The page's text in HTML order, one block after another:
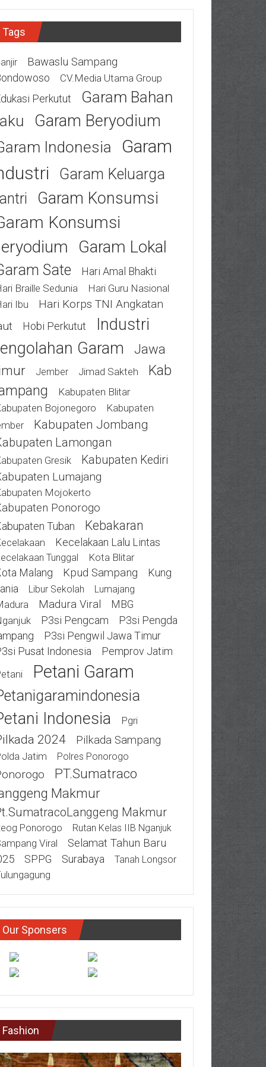
Tags
Bawaslu Sampang
CV.Media Utama Group
Perkutut
Garam Bahan
Garam Beryodium
Indonesia
Garam
Garam Keluarga
Garam Konsumsi
Konsumsi
Garam Lokal
Sate Hari Amal Bhakti
Braille Sedunia
Hari Guru Nasional
Ibu
Hari Korps TNI Angkatan
Hobi Perkutut
Industri
Garam
Jawa
Jember Jimad Sakteh
Kab
Kabupaten Blitar
Bojonegoro
Kabupaten
Kabupaten Jombang
Lamongan
Gresik
Kabupaten Kediri
Lumajang
Mojokerto
Ponorogo
Tuban Kebakaran
Kecelakaan Lalu Lintas
Tunggal Kota Blitar
Malang Kpud Sampang
Kung
Libur Sekolah Lumajang
Madura Viral MBG
P3si Pengcam
P3si Pengda
P3si Pengwil Jawa Timur
Pusat Indonesia
Pemprov Jatim
Petani Garam
Indonesia Pgri
2024 Pilkada Sampang
Jatim Polres Ponorogo
PT.Sumatraco
Makmur
Makmur
Ponorogo Rutan Kelas IIB Nganjuk
Viral
Selamat Tahun Baru
SPPG Surabaya Tanah Longsor
Our Sponsers
Fashion